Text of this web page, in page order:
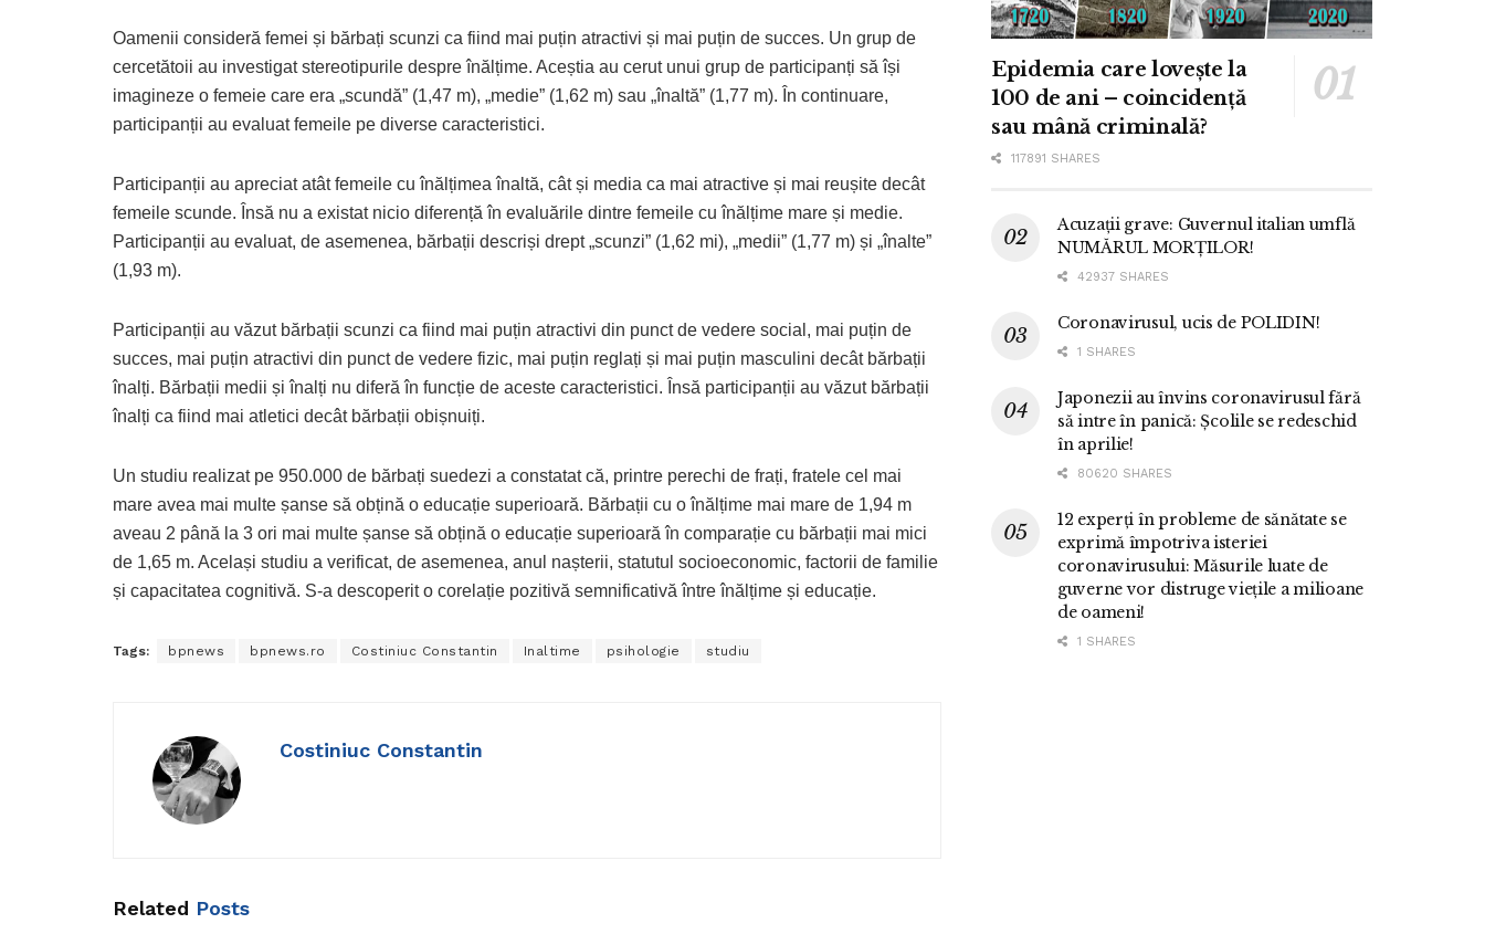
Oamenii consideră femei și bărbați scunzi ca fiind mai puțin atractivi și mai puțin de succes. Un grup de
cercetătoii au investigat stereotipurile despre înălțime. Aceștia au cerut unui grup de participanți să își
imagineze o femeie care era „scundă” (1,47 m), „medie” (1,62 m) sau „înaltă” (1,77 m). În continuare,
participanții au evaluat femeile pe diverse caracteristici.
Participanții au apreciat atât femeile cu înălțimea înaltă, cât și media ca mai atractive și mai reușite decât
femeile scunde. Însă nu a existat nicio diferență în evaluările dintre femeile cu înălțime mare și medie.
Participanții au evaluat, de asemenea, bărbații descriși drept „scunzi” (1,62 mi), „medii” (1,77 m) și „înalte”
(1,93 m).
Participanții au văzut bărbații scunzi ca fiind mai puțin atractivi din punct de vedere social, mai puțin de
succes, mai puțin atractivi din punct de vedere fizic, mai puțin reglați și mai puțin masculini decât bărbații
înalți. Bărbații medii și înalți nu diferă în funcție de aceste caracteristici. Însă participanții au văzut bărbații
înalți ca fiind mai atletici decât bărbații obișnuiți.
Un studiu realizat pe 950.000 de bărbați suedezi a constatat că, printre perechi de frați, fratele cel mai
mare avea mai multe șanse să obțină o educație superioară. Bărbații cu o înălțime mai mare de 1,94 m
aveau 2 până la 3 ori mai multe șanse să obțină o educație superioară în comparație cu bărbații mai mici
de 1,65 m. Același studiu a verificat, de asemenea, anul nașterii, statutul socioeconomic, factorii de familie
și capacitatea cognitivă. S-a descoperit o corelație pozitivă semnificativă între înălțime și educație.
Tags: bpnews bpnews.ro Costiniuc Constantin Inaltime psihologie studiu
Costiniuc Constantin
Related Posts
Epidemia care lovește la
100 de ani – coincidență
sau mână criminală?
117891 SHARES
Acuzații grave: Guvernul italian umflă
NUMĂRUL MORȚILOR!
42937 SHARES
Coronavirusul, ucis de POLIDIN!
1 SHARES
Japonezii au învins coronavirusul fără
să intre în panică: Școlile se redeschid
în aprilie!
80620 SHARES
12 experți în probleme de sănătate se
exprimă împotriva isteriei
coronavirusului: Măsurile luate de
guverne vor distruge viețile a milioane
de oameni!
1 SHARES